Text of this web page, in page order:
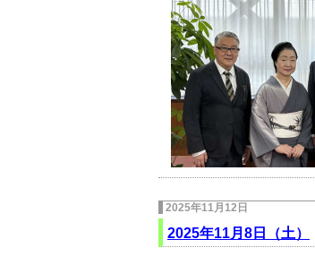
2025年11月12日
2025年11月8日（土）